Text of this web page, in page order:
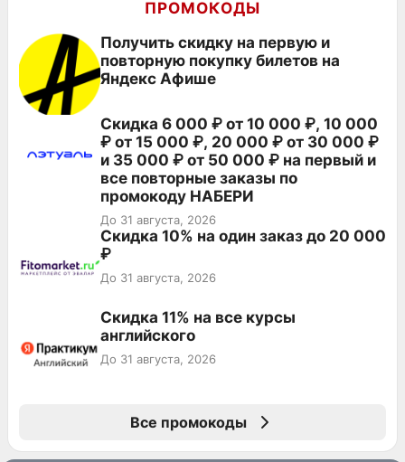
ПРОМОКОДЫ
Получить скидку на первую и
повторную покупку билетов на
Яндекс Афише
Скидка 6 000 ₽ от 10 000 ₽, 10 000
₽ от 15 000 ₽, 20 000 ₽ от 30 000 ₽
и 35 000 ₽ от 50 000 ₽ на первый и
все повторные заказы по
промокоду НАБЕРИ
До 31 августа, 2026
Скидка 10% на один заказ до 20 000
₽
До 31 августа, 2026
Скидка 11% на все курсы
английского
До 31 августа, 2026
Все промокоды